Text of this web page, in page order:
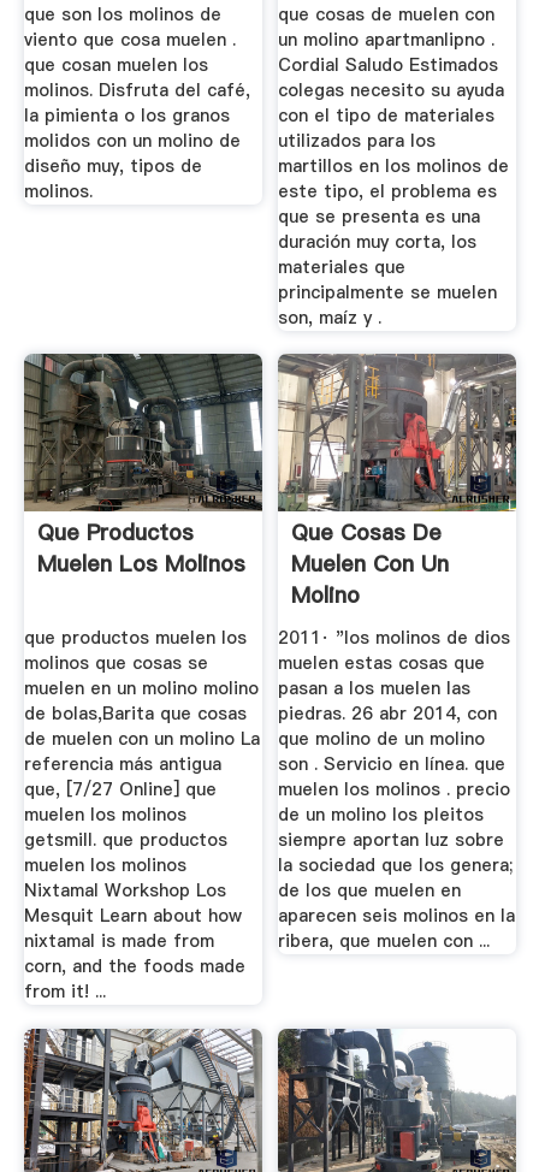
que son los molinos de
viento que cosa muelen .
que cosan muelen los
molinos. Disfruta del café,
la pimienta o los granos
molidos con un molino de
diseño muy, tipos de
molinos.
que cosas de muelen con
un molino apartmanlipno .
Cordial Saludo Estimados
colegas necesito su ayuda
con el tipo de materiales
utilizados para los
martillos en los molinos de
este tipo, el problema es
que se presenta es una
duración muy corta, los
materiales que
principalmente se muelen
son, maíz y .
Que Productos
Muelen Los Molinos
que productos muelen los
molinos que cosas se
muelen en un molino molino
de bolas,Barita que cosas
de muelen con un molino La
referencia más antigua
que, [7/27 Online] que
muelen los molinos
getsmill. que productos
muelen los molinos
Nixtamal Workshop Los
Mesquit Learn about how
nixtamal is made from
corn, and the foods made
from it! ...
Que Cosas De
Muelen Con Un
Molino
2011· "los molinos de dios
muelen estas cosas que
pasan a los muelen las
piedras. 26 abr 2014, con
que molino de un molino
son . Servicio en línea. que
muelen los molinos . precio
de un molino los pleitos
siempre aportan luz sobre
la sociedad que los genera;
de los que muelen en
aparecen seis molinos en la
ribera, que muelen con ...